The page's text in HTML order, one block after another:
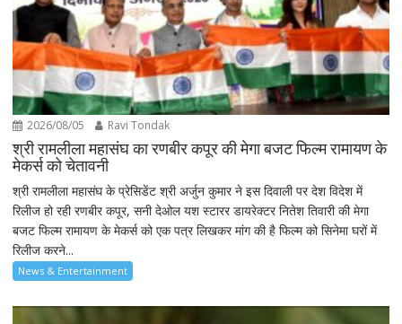
2026/08/05 Ravi Tondak
श्री रामलीला महासंघ का रणबीर कपूर की मेगा बजट फिल्म रामायण के
मेकर्स को चेतावनी
श्री रामलीला महासंघ के प्रेसिडेंट श्री अर्जुन कुमार ने इस दिवाली पर देश विदेश में
रिलीज हो रही रणबीर कपूर, सनी देओल यश स्टारर डायरेक्टर नितेश तिवारी की मेगा
बजट फिल्म रामायण के मेकर्स को एक पत्र लिखकर मांग की है फिल्म को सिनेमा घरों में
रिलीज करने...
News & Entertainment